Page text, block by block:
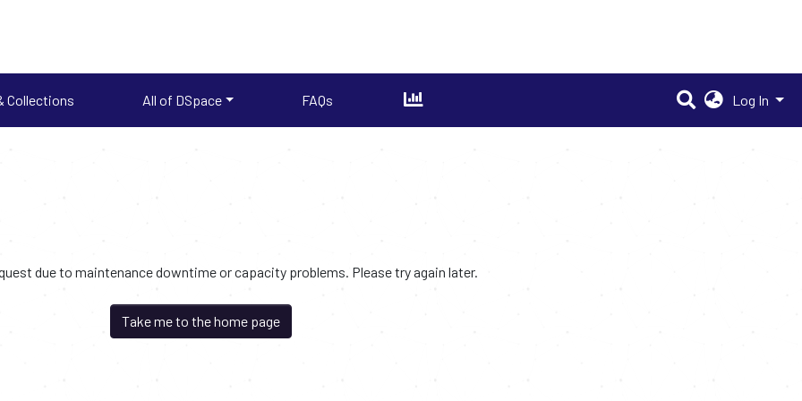
Collections All of DSpace FAQs Log In
due to maintenance downtime or capacity problems. Please try again later.
Take me to the home page